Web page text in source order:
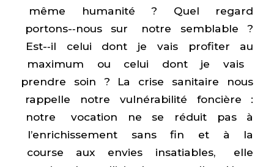
même humanité ? Quel regard
portons-­‐nous sur notre semblable ?
Est-­‐il celui dont je vais profiter au
maximum ou celui dont je vais
prendre soin ? La crise sanitaire nous
rappelle notre vulnérabilité foncière :
notre vocation ne se réduit pas à
l’enrichissement sans fin et à la
course aux envies insatiables, elle